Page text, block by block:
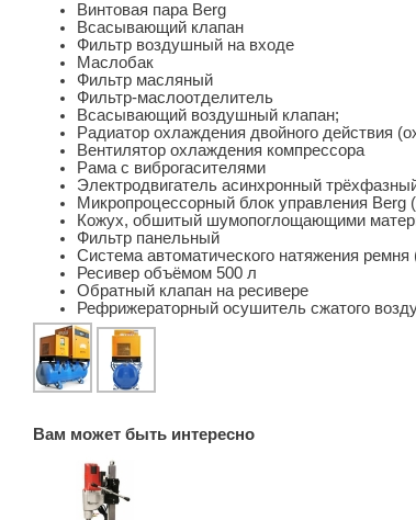
Винтовая пара Berg
Всасывающий клапан
Фильтр воздушный на входе
Маслобак
Фильтр масляный
Фильтр-маслоотделитель
Всасывающий воздушный клапан;
Радиатор охлаждения двойного действия
Вентилятор охлаждения компрессора
Рама с виброгасителями
Электродвигатель асинхронный
Микропроцессорный блок управления Berg
Кожух, обшитый шумопоглощающими
Фильтр панельный
Система автоматического натяжения
Ресивер объёмом 500 л
Обратный клапан на ресивере
Рефрижераторный осушитель сжатого
Вам может быть интересно